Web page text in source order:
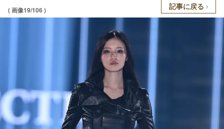
( 画像19/106 ) 記事に戻る